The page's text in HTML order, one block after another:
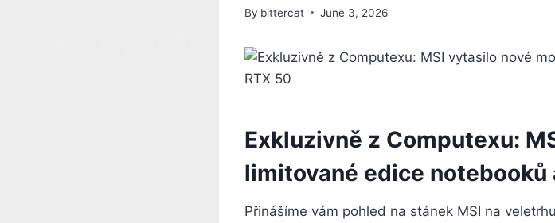
By bittercat June 3, 2026
Exkluzivně z Computexu:
limitované edice notebooků
Přinášíme vám pohled na stánek MSI na